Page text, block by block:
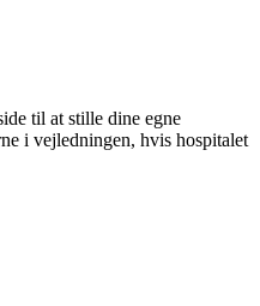
til at stille dine egne
i vejledningen, hvis hospitalet